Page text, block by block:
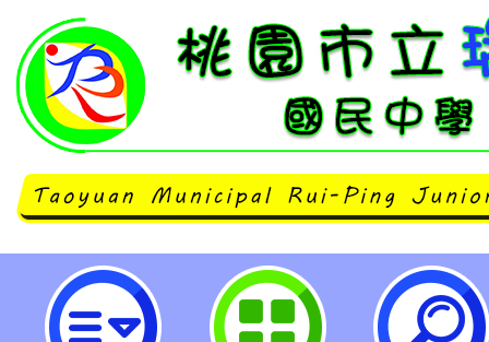
「113年度國民中小學沉浸式族語
經驗分享」-桃園市立瑞坪國民中學